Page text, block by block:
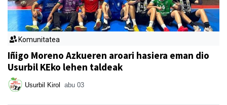
Komunitatea
Iñigo Moreno Azkueren aroari hasiera eman dio
Usurbil KEko lehen taldeak
Usurbil Kirol abu 03